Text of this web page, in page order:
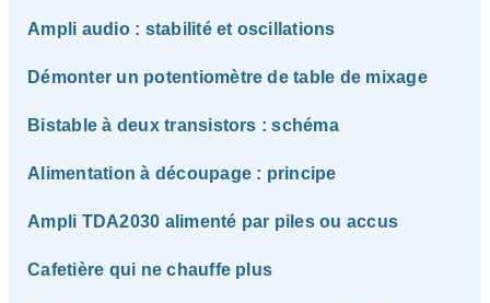
Ampli audio : stabilité et oscillations
Démonter un potentiomètre de table de mixage
Bistable à deux transistors : schéma
Alimentation à découpage : principe
Ampli TDA2030 alimenté par piles ou accus
Cafetière qui ne chauffe plus